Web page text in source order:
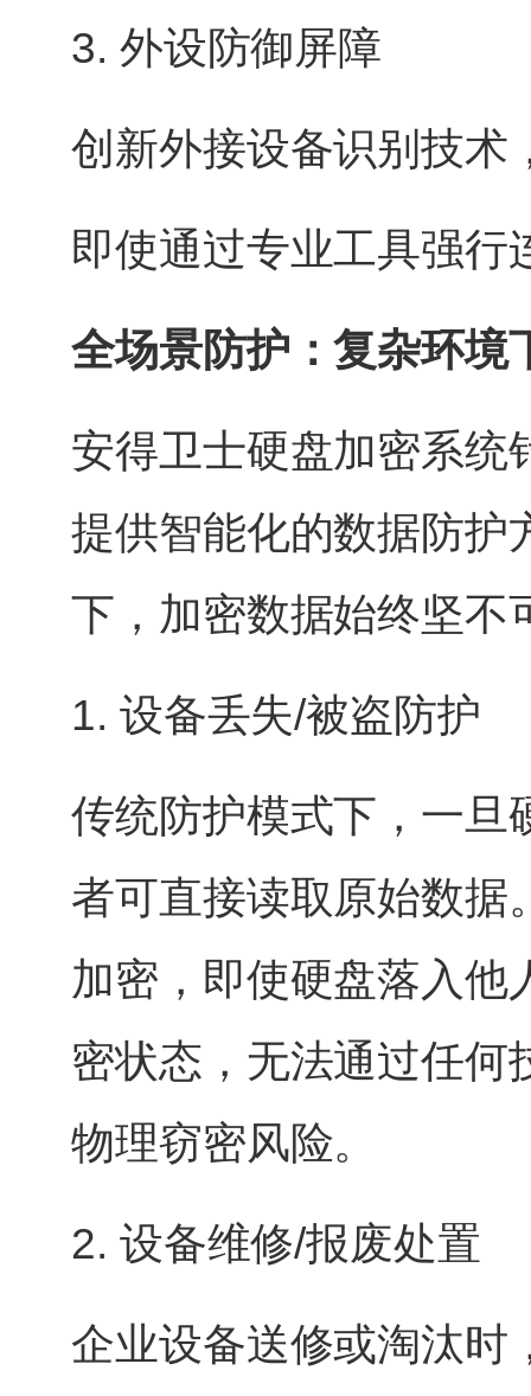
3. 外设防御屏障
创新外接设备识别技术
即使通过专业工具强行
全场景防护：复杂环境
安得卫士硬盘加密系统
提供智能化的数据防护
下，加密数据始终坚不
1. 设备丢失/被盗防护
传统防护模式下，一旦
者可直接读取原始数据
加密，即使硬盘落入他
密状态，无法通过任何
物理窃密风险。
2. 设备维修/报废处置
企业设备送修或淘汰时